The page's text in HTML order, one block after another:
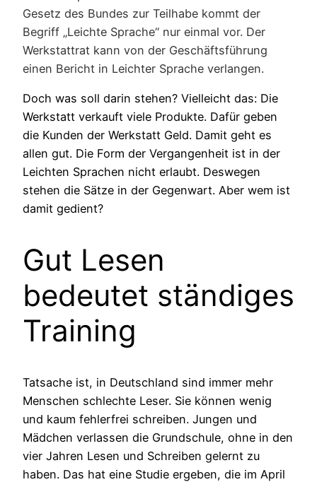
Gesetz des Bundes zur Teilhabe kommt der
Begriff „Leichte Sprache“ nur einmal vor. Der
Werkstattrat kann von der Geschäftsführung
einen Bericht in Leichter Sprache verlangen.
Doch was soll darin stehen? Vielleicht das: Die
Werkstatt verkauft viele Produkte. Dafür geben
die Kunden der Werkstatt Geld. Damit geht es
allen gut. Die Form der Vergangenheit ist in der
Leichten Sprachen nicht erlaubt. Deswegen
stehen die Sätze in der Gegenwart. Aber wem ist
damit gedient?
Gut Lesen
bedeutet ständiges
Training
Tatsache ist, in Deutschland sind immer mehr
Menschen schlechte Leser. Sie können wenig
und kaum fehlerfrei schreiben. Jungen und
Mädchen verlassen die Grundschule, ohne in den
vier Jahren Lesen und Schreiben gelernt zu
haben. Das hat eine Studie ergeben, die im April